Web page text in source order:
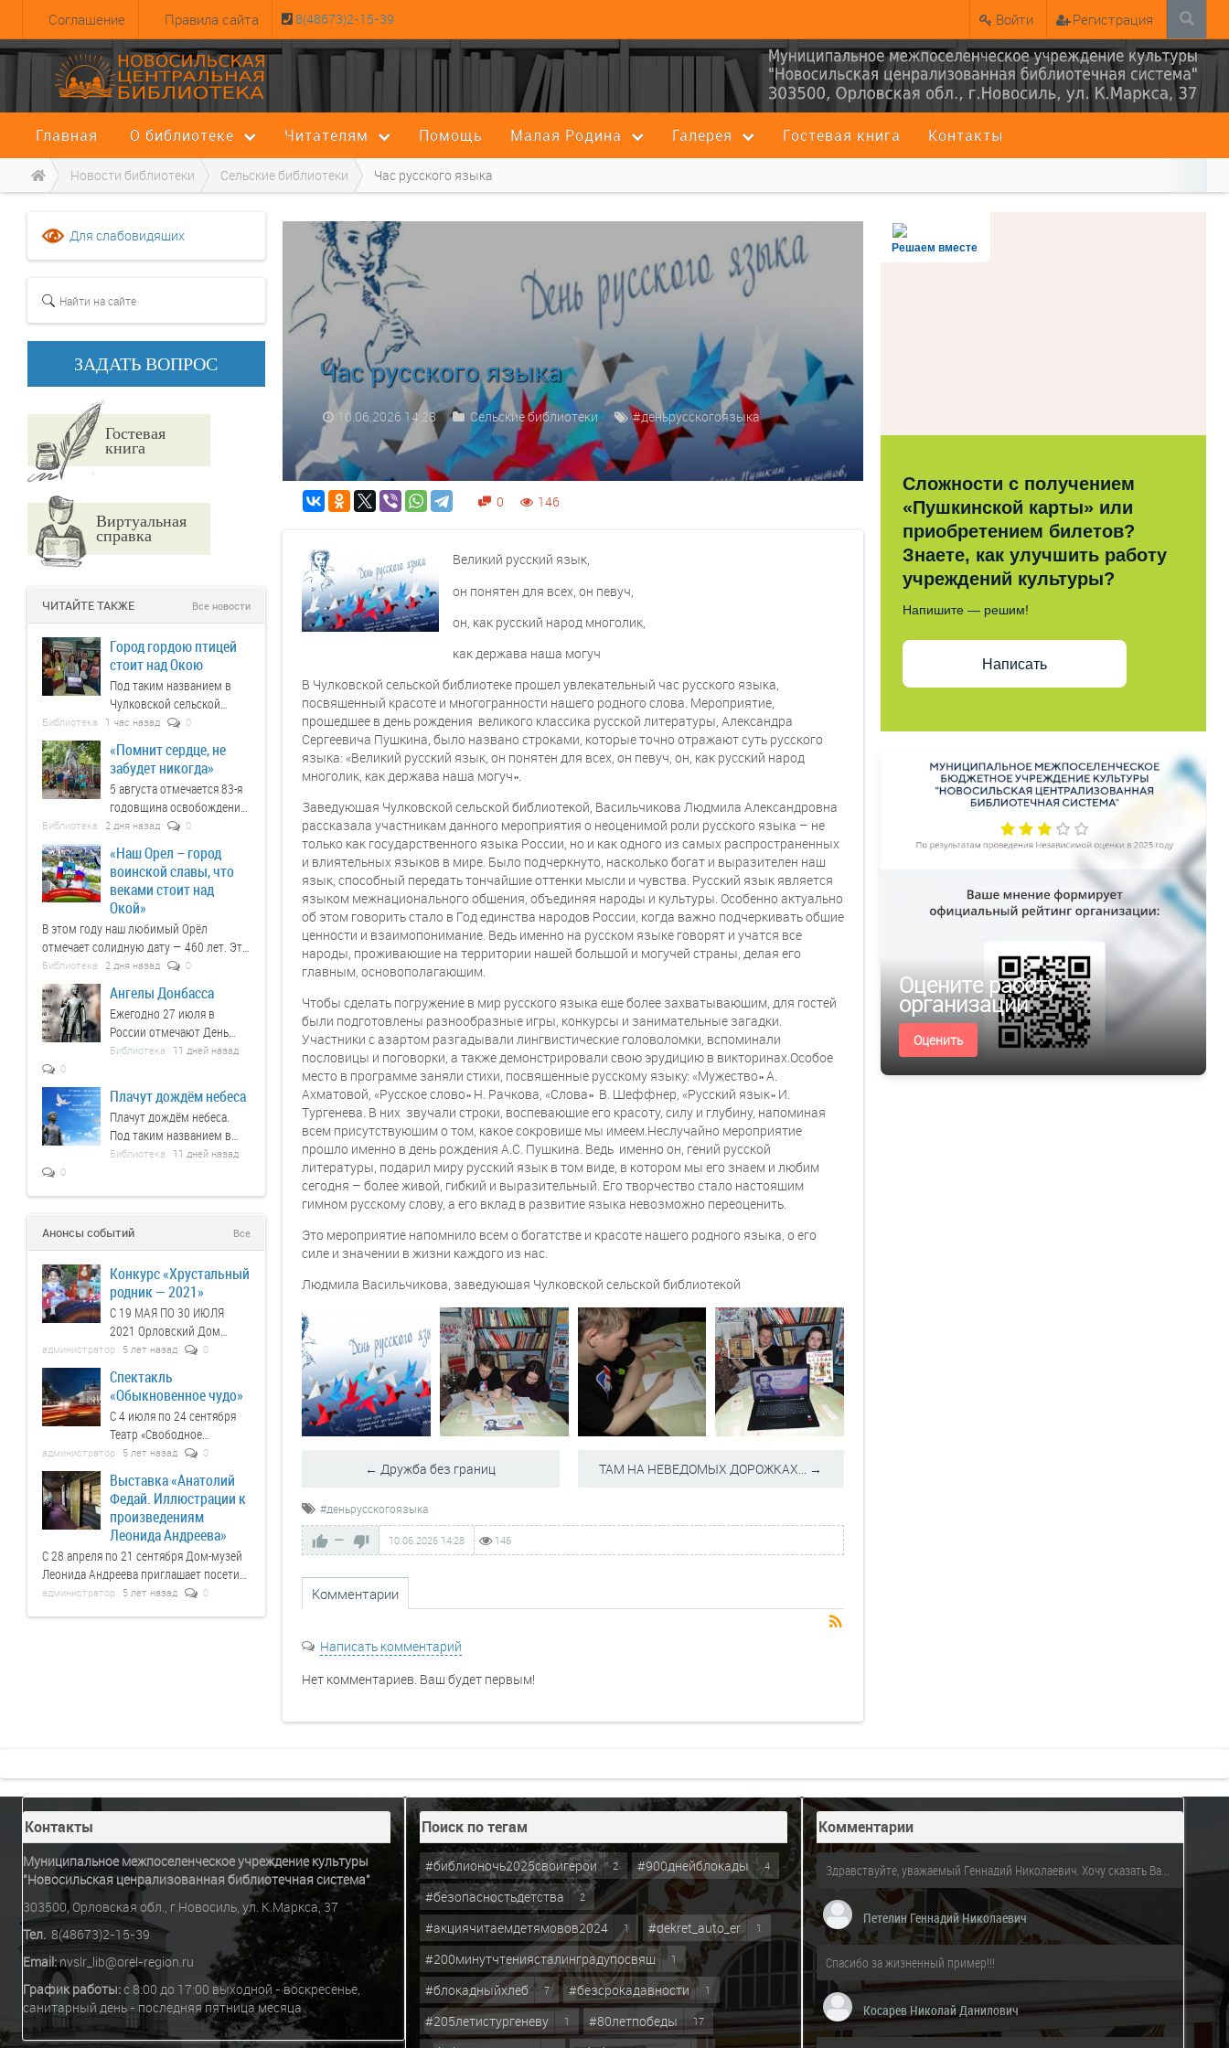
Cоглашение Правила сайта 8(48673)2-15-39 Войти Регистрация
Главная О библиотеке Читателям Помощь Малая Родина Галерея Гостевая книга Контакты
Новости библиотеки Сельские библиотеки Час русского языка
Час русского языка
10.06.2026 14:28 Сельские библиотеки #деньрусскогоязыка
0 146
Великий русский язык,
он понятен для всех, он певуч,
он, как русский народ многолик,
как держава наша могуч
В Чулковской сельской библиотеке прошел увлекательный час русского языка,
посвященный красоте и многогранности нашего родного слова. Мероприятие,
прошедшее в день рождения великого классика русской литературы, Александра
Сергеевича Пушкина, было названо строками, которые точно отражают суть русского
языка: «Великий русский язык, он понятен для всех, он певуч, он, как русский народ
многолик, как держава наша могуч».
Заведующая Чулковской сельской библиотекой, Васильчикова Людмила Александровна
рассказала участникам данного мероприятия о неоценимой роли русского языка – не
только как государственного языка России, но и как одного из самых распространенных
и влиятельных языков в мире. Было подчеркнуто, насколько богат и выразителен наш
язык, способный передать тончайшие оттенки мысли и чувства. Русский язык является
языком межнационального общения, объединяя народы и культуры. Особенно актуально
об этом говорить стало в Год единства народов России, когда важно подчеркивать общие
ценности и взаимопонимание. Ведь именно на русском языке говорят и учатся все
народы, проживающие на территории нашей большой и могучей страны, делая его
главным, основополагающим.
Чтобы сделать погружение в мир русского языка еще более захватывающим, для гостей
были подготовлены разнообразные игры, конкурсы и занимательные загадки.
Участники с азартом разгадывали лингвистические головоломки, вспоминали
пословицы и поговорки, а также демонстрировали свою эрудицию в викторинах.Особое
место в программе заняли стихи, посвященные русскому языку: «Мужество» А.
Ахматовой, «Русское слово» Н. Рачкова, «Слова» В. Шеффнер, «Русский язык» И.
Тургенева. В них звучали строки, воспевающие его красоту, силу и глубину, напоминая
всем присутствующим о том, какое сокровище мы имеем.Неслучайно мероприятие
прошло именно в день рождения А.С. Пушкина. Ведь именно он, гений русской
литературы, подарил миру русский язык в том виде, в котором мы его знаем и любим
сегодня – более живой, гибкий и выразительный. Его творчество стало настоящим
гимном русскому слову, а его вклад в развитие языка невозможно переоценить.
Это мероприятие напомнило всем о богатстве и красоте нашего родного языка, о его
силе и значении в жизни каждого из нас.
Людмила Васильчикова, заведующая Чулковской сельской библиотекой
← Дружба без границ ТАМ НА НЕВЕДОМЫХ ДОРОЖКАХ... →
#деньрусскогоязыка
— 10.06.2026 14:28 146
Комментарии
Написать комментарий
Нет комментариев. Ваш будет первым!
Для слабовидящих
ЗАДАТЬ ВОПРОС
Гостевая
книга
Виртуальная
справка
ЧИТАЙТЕ ТАКЖЕ Все новости
Город гордою птицей
стоит над Окою
Под таким названием в
Чулковской сельской
библиотеке прошёл вечер
истории, приуроченный к
460-летию основания г.
Орёл и ко дню
освобождения его от
немецко-фашистских
захватчиков.
Библиотека 1 час назад 0
«Помнит сердце, не
забудет никогда»
5 августа отмечается 83-я
годовщина освобождения
города Орла и Орловской
области от немецко
фашистских захватчиков.
Эта дата — повод ещё раз
вспомнить о великом
подвиге нашего народа и
отдать дань уважения тем,
кто ценой своей жизни
защищал Родину.
Библиотека 2 дня назад 0
«Наш Орел – город
воинской славы, что
веками стоит над
Окой»
В этом году наш любимый Орёл
отмечает солидную дату — 460 лет. Это
не просто цифра в календаре, это живая
летопись, в которой переплелись
судьбы, события и великие имена, а
героическое прошлое встречается с
энергией современности.
Библиотека 2 дня назад 0
Ангелы Донбасса
Ежегодно 27 июля в
России отмечают День
памяти детей — жертв
Библиотека
11 дней назад
0
Плачут дождём небеса
Плачут дождём небеса.
Под таким названием в
Чулковской сельской
Библиотека
11 дней назад
0
Анонсы событий Все
Конкурс «Хрустальный
родник — 2021»
С 19 МАЯ ПО 30 ИЮЛЯ
2021 Орловский Дом
литераторов ведет прием
заявок на участие в
конкурсе.
администратор 5 лет назад 0
Спектакль
«Обыкновенное чудо»
С 4 июля по 24 сентября
Театр «Свободное
пространство» приглашает
на спектакль.
администратор 5 лет назад 0
Выставка «Анатолий
Федай. Иллюстрации к
произведениям
Леонида Андреева»
С 28 апреля по 21 сентября Дом-музей
Леонида Андреева приглашает посетить
выставку.
администратор 5 лет назад 0
Решаем вместе
Сложности с получением
«Пушкинской карты» или
приобретением билетов?
Знаете, как улучшить работу
учреждений культуры?
Напишите — решим!
Написать
Оцените работу
организации
Оценить
Контакты
Муниципальное межпоселенческое учреждение культуры
"Новосильская ценрализованная библиотечная система"
303500, Орловская обл., г.Новосиль, ул. К.Маркса, 37
Тел. 8(48673)2-15-39
Email:nvslr_lib@orel-region.ru
График работы:c 8:00 до 17:00 выходной - воскресенье,
санитарный день - последняя пятница месяца
Поиск по тегам
#библионочь2025своигерои 2 #900днейблокады 4
#безопасностьдетства 2
#акциячитаемдетямовов2024 1 #dekret_auto_er 1
#200минутчтениясталинградупосвящ 1
#блокадныйхлеб 7 #безсрокадавности 1
#205летистургеневу 1 #80летпобеды 17
Комментарии
Здравствуйте, уважаемый Геннадий Николаевич. Хочу сказать Ва...
Петелин Геннадий Николаевич
Спасибо за жизненный пример!!!
Косарев Николай Данилович